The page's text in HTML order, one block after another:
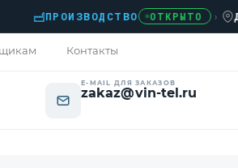
ПРОИЗВОДСТВО ОТКРЫТО ›
Контакты
E-MAIL ДЛЯ ЗАКАЗОВ
zakaz@vin-tel.ru